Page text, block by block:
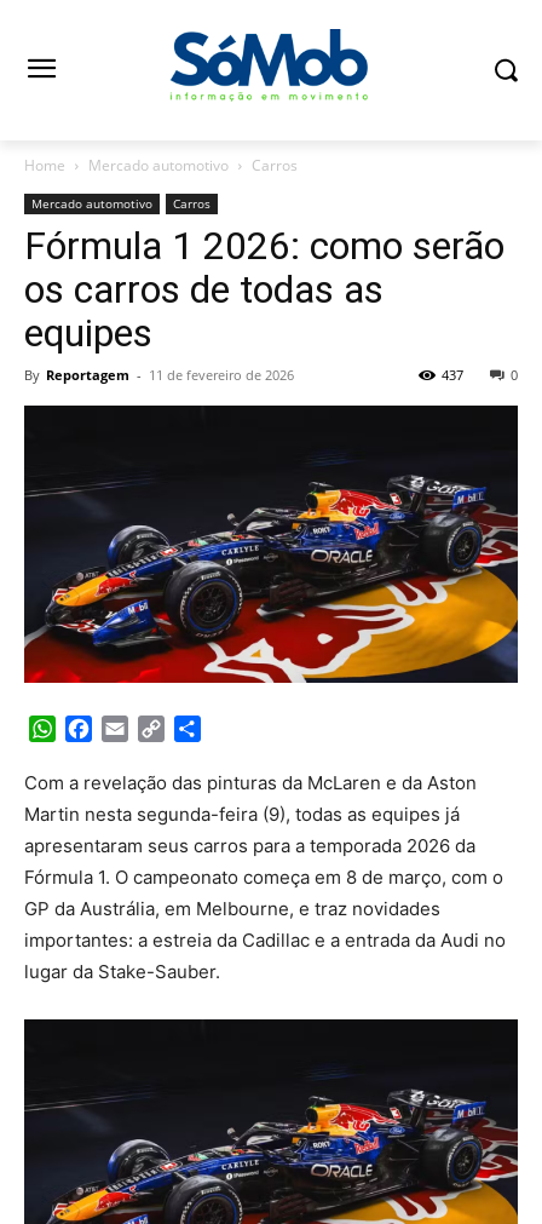
Home Mercado automotivo Carros
Mercado automotivo Carros
Fórmula 1 2026: como serão
os carros de todas as
equipes
By Reportagem - 11 de fevereiro de 2026 0
437
WhatsApp
Facebook
Email Copy
Com a revelação das pinturas da McLaren e da Aston
Martin nesta segunda-feira (9), todas as equipes já
apresentaram seus carros para a temporada 2026 da
Fórmula 1. O campeonato começa em 8 de março, com o
GP da Austrália, em Melbourne, e traz novidades
importantes: a estreia da Cadillac e a entrada da Audi no
lugar da Stake-Sauber.